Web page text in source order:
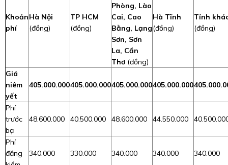
Khoản
phí
Hà Nội
(đồng)
TP HCM
(đồng)
Phòng, Lào
Cai, Cao
Bằng, Lạng
Sơn, Sơn
La, Cần
Thơ (đồng)
Hà Tĩnh
(đồng)
Tỉnh
(đồng)
Giá
niêm
yết
405.000.000405.000.000405.000.000405.000.000
Phí
trước
bạ
48.600.000 40.500.000 48.600.000 44.550.000
Phí
đăng
340.000 330.000 340.000 340.000 340.000